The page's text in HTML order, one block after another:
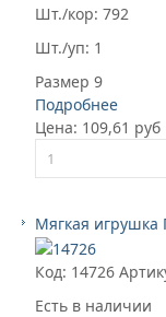
Шт./кор: 792
Шт./уп: 1
Размер 9
Подробнее
Цена: 109,61 руб
Mягкая игрушка
Код: 14726
Есть в наличии